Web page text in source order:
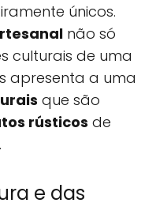
únicos.
não só
culturais de uma
apresenta a uma
que são
rústicos de
e das